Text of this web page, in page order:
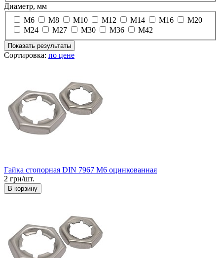
Диаметр, мм
М6
М8 М10 М12 М14 М16
М20
М24
М27 М30 М36 М42
Показать результаты
Сортировка: по цене
Гайка стопорная DIN 7967 М6 оцинкованная
2 грн/шт.
В корзину